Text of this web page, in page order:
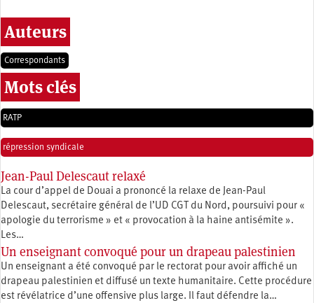
Auteurs
Correspondants
Mots clés
RATP
répression syndicale
Jean-Paul Delescaut relaxé
La cour d’appel de Douai a prononcé la relaxe de Jean-Paul
Delescaut, secrétaire général de l’UD CGT du Nord, poursuivi pour «
apologie du terrorisme » et « provocation à la haine antisémite ».
Les…
Un enseignant convoqué pour un drapeau palestinien
Un enseignant a été convoqué par le rectorat pour avoir affiché un
drapeau palestinien et diffusé un texte humanitaire. Cette procédure
est révélatrice d’une offensive plus large. Il faut défendre la…